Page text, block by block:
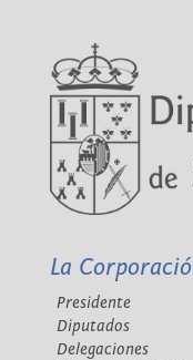
La
Presidente
Diputados
Delegaciones